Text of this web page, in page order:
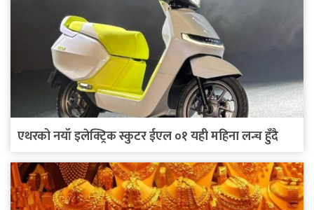
एथरको नयाँ इलेक्ट्रिक स्कुटर ईएल ०१ यही महिना लन्च हुँदै